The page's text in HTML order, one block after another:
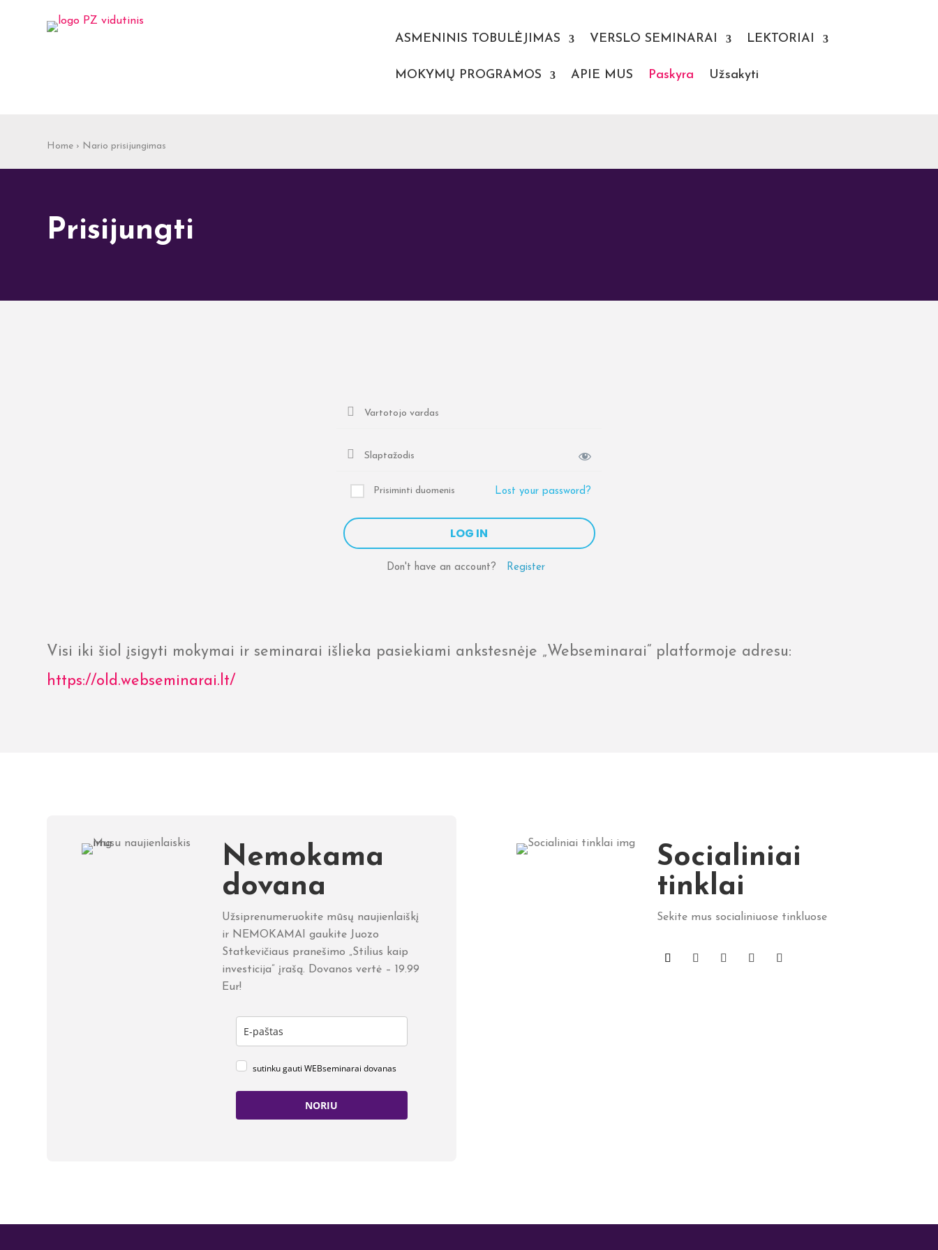
ASMENINIS TOBULĖJIMAS VERSLO SEMINARAI LEKTORIAI
MOKYMŲ PROGRAMOS APIE MUS Paskyra Užsakyti
Home › Nario prisijungimas
Prisijungti
Prisiminti duomenis Lost your password?
Don't have an account? Register
Visi iki šiol įsigyti mokymai ir seminarai išlieka pasiekiami ankstesnėje „Webseminarai“ platformoje adresu:
https://old.webseminarai.lt/
Nemokama
dovana
Užsiprenumeruokite mūsų naujienlaiškį
ir NEMOKAMAI gaukite Juozo
Statkevičiaus pranešimo „Stilius kaip
investicija” įrašą. Dovanos vertė – 19.99
Eur!
sutinku gauti WEBseminarai dovanas
NORIU
Socialiniai
tinklai
Sekite mus socialiniuose tinkluose